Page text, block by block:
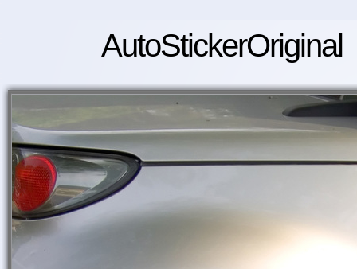
AutoStickerOriginal